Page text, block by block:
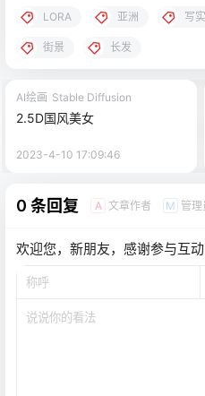
LORA 亚洲 写实
街景 长发
AI绘画 Stable Diffusion
2.5D国风美女
2023-4-10 17:09:46
0 条回复 A 文章作者 M 管理
欢迎您，新朋友，感谢参与互动